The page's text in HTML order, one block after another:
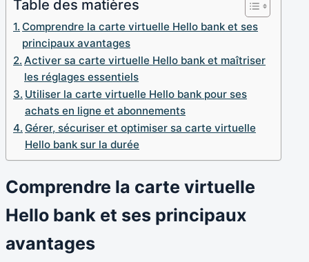
Table des matières
Comprendre la carte virtuelle Hello bank et ses
principaux avantages
Activer sa carte virtuelle Hello bank et maîtriser
les réglages essentiels
Utiliser la carte virtuelle Hello bank pour ses
achats en ligne et abonnements
Gérer, sécuriser et optimiser sa carte virtuelle
Hello bank sur la durée
Comprendre la carte virtuelle
Hello bank et ses principaux
avantages